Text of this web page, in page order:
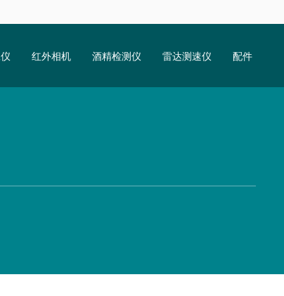
红外相机 酒精检测仪 雷达测速仪 配件